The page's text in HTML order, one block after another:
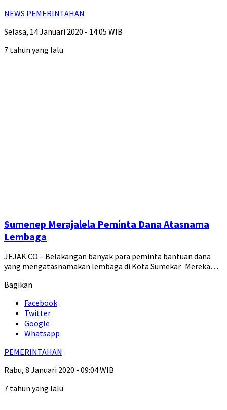
NEWS PEMERINTAHAN
Selasa, 14 Januari 2020 - 14:05 WIB
7 tahun yang lalu
Sumenep Merajalela Peminta Dana Atasnama
Lembaga
JEJAK.CO – Belakangan banyak para peminta bantuan dana
yang mengatasnamakan lembaga di Kota Sumekar. Mereka…
Bagikan
Facebook
Twitter
Google
Whatsapp
PEMERINTAHAN
Rabu, 8 Januari 2020 - 09:04 WIB
7 tahun yang lalu